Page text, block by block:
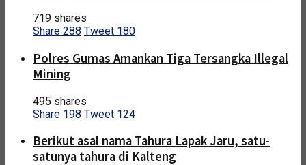
719 shares
Share 288 Tweet 180
Polres Gumas Amankan Tiga Tersangka Illegal
Mining
495 shares
Share 198 Tweet 124
Berikut asal nama Tahura Lapak Jaru, satu-
satunya tahura di Kalteng